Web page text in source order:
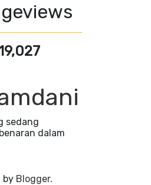
sedang
dalam
by Blogger.